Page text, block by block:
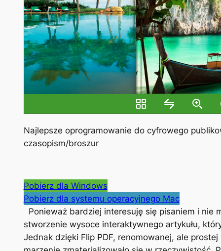
Najlepsze oprogramowanie do cyfrowego
czasopism/broszur
Pobierz dla Windows
Pobierz dla systemu operacyjnego Mac
Ponieważ bardziej interesuję się pisaniem i nie
stworzenie wysoce interaktywnego artykułu,
Jednak dzięki Flip PDF, renomowanej, ale